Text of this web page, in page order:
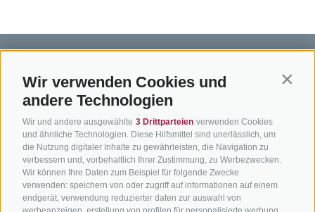
Wir verwenden Cookies und
andere Technologien
Wir und andere ausgewählte 3 Drittparteien verwenden Cookies
und ähnliche Technologien. Diese Hilfsmittel sind unerlässlich, um
die Nutzung digitaler Inhalte zu gewährleisten, die Navigation zu
verbessern und, vorbehaltlich Ihrer Zustimmung, zu Werbezwecken.
Wir können Ihre Daten zum Beispiel für folgende Zwecke
verwenden: speichern von oder zugriff auf informationen auf einem
endgerät, verwendung reduzierter daten zur auswahl von
BIKEHOTELS
SÜDTIROL
Hotels & Pakete
Urlaubspakete
Unsere Gutscheine
BIKEN IN
SÜDTIROL
Mountainbiken in
Südtirol
Rennradfahren in
Südtirol
Kontakt
Anreise